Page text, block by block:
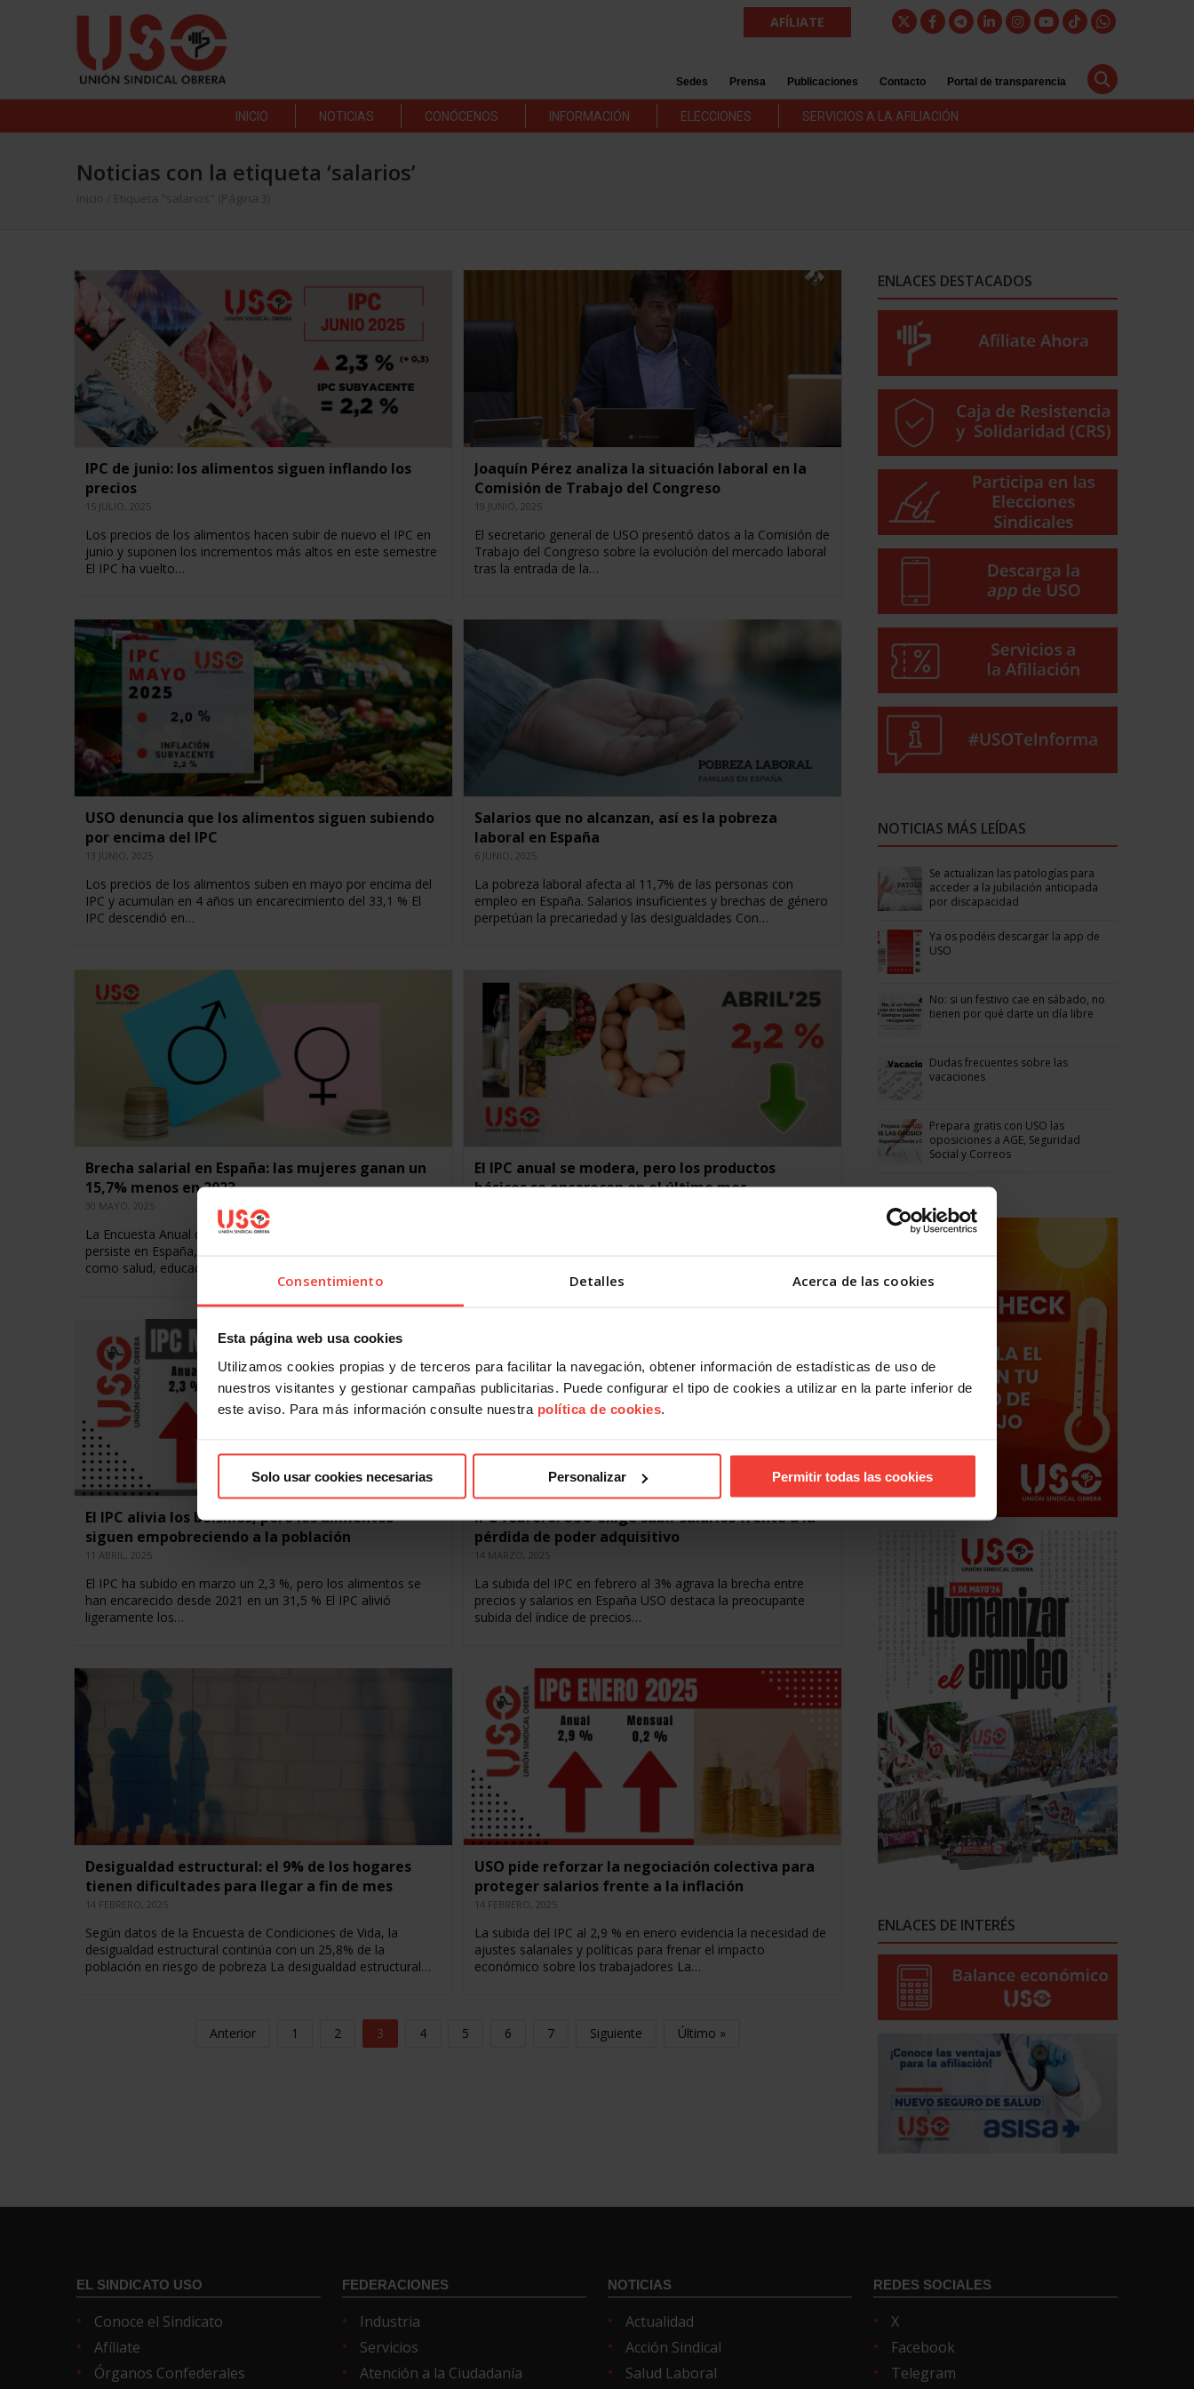
Consentimiento Detalles Acerca de las cookies
Esta página web usa cookies
Utilizamos cookies propias y de terceros para facilitar la navegación, obtener información de estadísticas de uso de
nuestros visitantes y gestionar campañas publicitarias. Puede configurar el tipo de cookies a utilizar en la parte inferior de
este aviso. Para más información consulte nuestra política de cookies.
Solo usar cookies necesarias Personalizar Permitir todas las cookies
AFÍLIATE
Sedes Prensa Publicaciones Contacto Portal de transparencia
INICIO NOTICIAS CONÓCENOS INFORMACIÓN ELECCIONES SERVICIOS A LA AFILIACIÓN
Noticias con la etiqueta ‘salarios’
Inicio Etiqueta "salarios" (Página 3)
IPC de junio: los alimentos siguen inflando los
precios
15 JULIO, 2025
Los precios de los alimentos hacen subir de nuevo el IPC en
junio y suponen los incrementos más altos en este semestre
El IPC ha vuelto…
Joaquín Pérez analiza la situación laboral en la
Comisión de Trabajo del Congreso
19 JUNIO, 2025
El secretario general de USO presentó datos a la Comisión de
Trabajo del Congreso sobre la evolución del mercado laboral
tras la entrada de la…
USO denuncia que los alimentos siguen subiendo
por encima del IPC
13 JUNIO, 2025
Los precios de los alimentos suben en mayo por encima del
IPC y acumulan en 4 años un encarecimiento del 33,1 % El
IPC descendió en…
Salarios que no alcanzan, así es la pobreza
laboral en España
6 JUNIO, 2025
La pobreza laboral afecta al 11,7% de las personas con
empleo en España. Salarios insuficientes y brechas de género
perpetúan la precariedad y las desigualdades Con…
Brecha salarial en España: las mujeres ganan un
15,7% menos en 2023
30 MAYO, 2025
La Encuesta Anual de Estructura Salarial revela que la brecha
persiste en España, con diferencias significativas en sectores
como salud, educación y gerencia La brecha salarial…
El IPC anual se modera, pero los productos
básicos se encarecen en el último mes
El IPC alivia los bolsillos, pero los alimentos
siguen empobreciendo a la población
11 ABRIL, 2025
El IPC ha subido en marzo un 2,3 %, pero los alimentos se
han encarecido desde 2021 en un 31,5 % El IPC alivió
ligeramente los…
IPC febrero: USO exige subir salarios frente a la
pérdida de poder adquisitivo
14 MARZO, 2025
La subida del IPC en febrero al 3% agrava la brecha entre
precios y salarios en España USO destaca la preocupante
subida del índice de precios…
Desigualdad estructural: el 9% de los hogares
tienen dificultades para llegar a fin de mes
14 FEBRERO, 2025
Según datos de la Encuesta de Condiciones de Vida, la
desigualdad estructural continúa con un 25,8% de la
población en riesgo de pobreza La desigualdad estructural…
USO pide reforzar la negociación colectiva para
proteger salarios frente a la inflación
14 FEBRERO, 2025
La subida del IPC al 2,9 % en enero evidencia la necesidad de
ajustes salariales y políticas para frenar el impacto
económico sobre los trabajadores La…
Anterior 1 2 3 4 5 6 7 Siguiente Último »
ENLACES DESTACADOS
NOTICIAS MÁS LEÍDAS
Se actualizan las patologías para
acceder a la jubilación anticipada
por discapacidad
Ya os podéis descargar la app de
USO
No: si un festivo cae en sábado, no
tienen por qué darte un día libre
Dudas frecuentes sobre las
vacaciones
Prepara gratis con USO las
oposiciones a AGE, Seguridad
Social y Correos
ENLACES DE INTERÉS
EL SINDICATO USO
Conoce el Sindicato
Afíliate
Órganos Confederales
FEDERACIONES
Industria
Servicios
Atención a la Ciudadanía
NOTICIAS
Actualidad
Acción Sindical
Salud Laboral
REDES SOCIALES
X
Facebook
Telegram